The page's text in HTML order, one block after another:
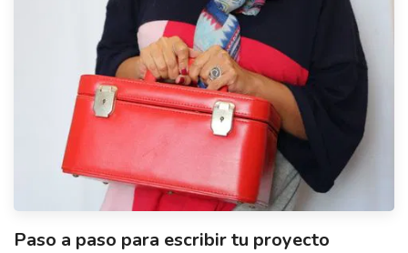
Paso a paso para escribir tu proyecto